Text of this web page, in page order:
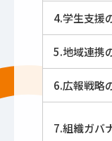
4.学生支援
5.地域連携
6.広報戦略
7.組織ガバ